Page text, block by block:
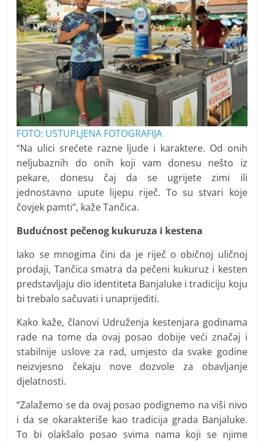
FOTO: USTUPLJENA FOTOGRAFIJA
“Na ulici srećete razne ljude i karaktere. Od onih
neljubaznih do onih koji vam donesu nešto iz
pekare, donesu čaj da se ugrijete zimi ili
jednostavno upute lijepu riječ. To su stvari koje
čovjek pamti”, kaže Tančica.
Budućnost pečenog kukuruza i kestena
Iako se mnogima čini da je riječ o običnoj uličnoj
prodaji, Tančica smatra da pečeni kukuruz i kesten
predstavljaju dio identiteta Banjaluke i tradiciju koju
bi trebalo sačuvati i unaprijediti.
Kako kaže, članovi Udruženja kestenjara godinama
rade na tome da ovaj posao dobije veći značaj i
stabilnije uslove za rad, umjesto da svake godine
neizvjesno čekaju nove dozvole za obavljanje
djelatnosti.
“Zalažemo se da ovaj posao podignemo na viši nivo
i da se okarakteriše kao tradicija grada Banjaluke.
To bi olakšalo posao svima nama koji se njime